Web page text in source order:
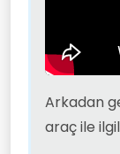
Arkadan
araç ile